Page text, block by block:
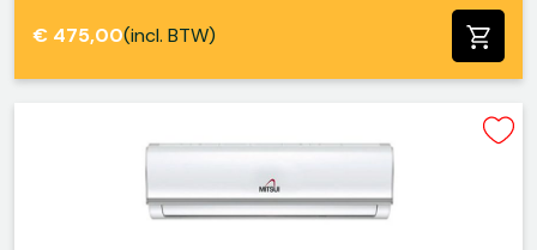
€ 475,00(incl. BTW)